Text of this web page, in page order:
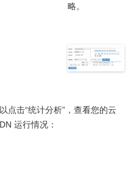
略。
点击“统计分析”，查看您的云
运行情况：